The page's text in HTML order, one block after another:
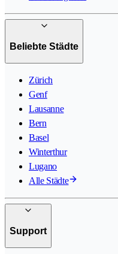
Beliebte Städte
Zürich
Genf
Lausanne
Bern
Basel
Winterthur
Lugano
Alle Städte
Support